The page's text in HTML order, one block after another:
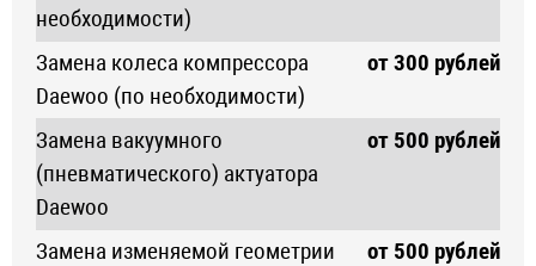
необходимости)
Замена колеса компрессора
Daewoo (по необходимости)
от 300 рублей
Замена вакуумного
(пневматического) актуатора
Daewoo
от 500 рублей
Замена изменяемой геометрии
от 500 рублей